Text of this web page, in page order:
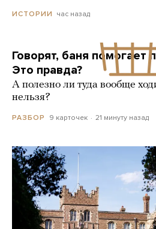
ИСТОРИИ час назад
Говорят, баня помогает
Это правда?
А полезно ли туда вообще
нельзя?
РАЗБОР 9 карточек 21 минуту назад